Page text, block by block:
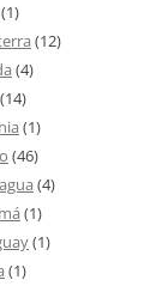
(1)
(12)
(4)
(14)
(1)
(46)
(4)
(1)
(1)
(1)